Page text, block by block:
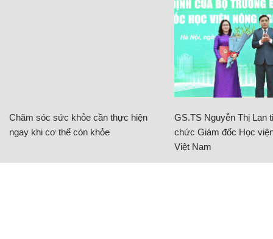
Chăm sóc sức khỏe cần thực hiện
ngay khi cơ thể còn khỏe
GS.TS Nguyễn Thị Lan
chức Giám đốc Học
Việt Nam